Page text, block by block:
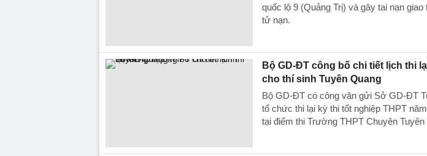
quốc lộ 9 (Quảng Trị) và gây tai nạn
tử nạn.
Bộ GD-ĐT công bố chi tiết lịch thi
cho thí sinh Tuyên Quang
Bộ GD-ĐT có công văn gửi Sở GD-ĐT
tổ chức thi lại kỳ thi tốt nghiệp THPT
tại điểm thi Trường THPT Chuyên Tuyên